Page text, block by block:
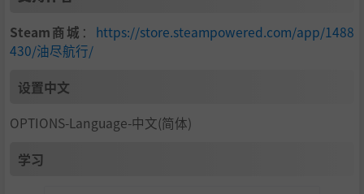
Steam商城 ： https://store.steampowered.com/app/1488
430/油尽航行/
设置中文
OPTIONS-Language-中文(简体)
学习